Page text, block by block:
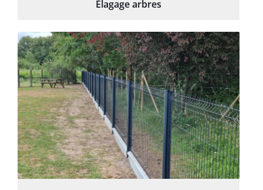
Élagage arbres